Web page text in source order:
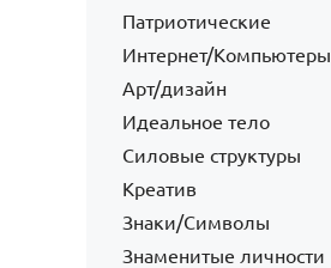
Патриотические
Интернет/Компьютеры
Арт/дизайн
Идеальное тело
Силовые структуры
Креатив
Знаки/Символы
Знаменитые личности